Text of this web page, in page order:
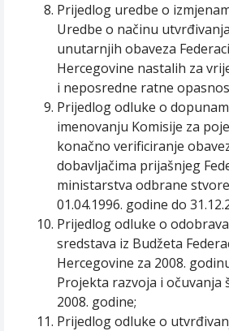
Prijedlog uredbe o
Uredbe o načinu
unutarnjih obaveza
Hercegovine nastalih za
i neposredne ratne
Prijedlog odluke o
imenovanju Komisije za
konačno verificiranje
dobavljačima prijašnjeg
ministarstva odbrane
01.04.1996. godine do
Prijedlog odluke o
sredstava iz Budžeta
Hercegovine za 2008.
Projekta razvoja i očuvanja
2008. godine;
Prijedlog odluke o